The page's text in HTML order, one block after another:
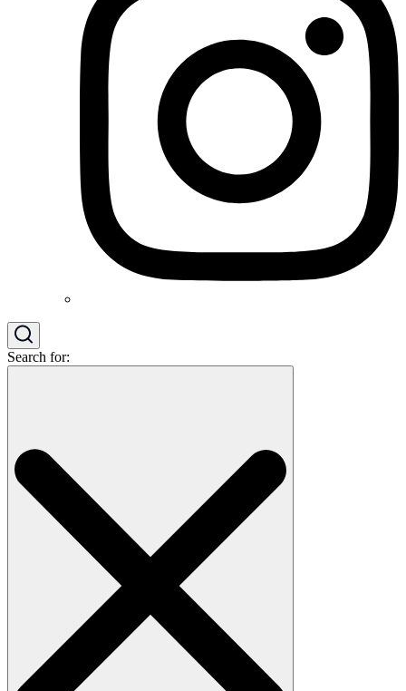
Search for: